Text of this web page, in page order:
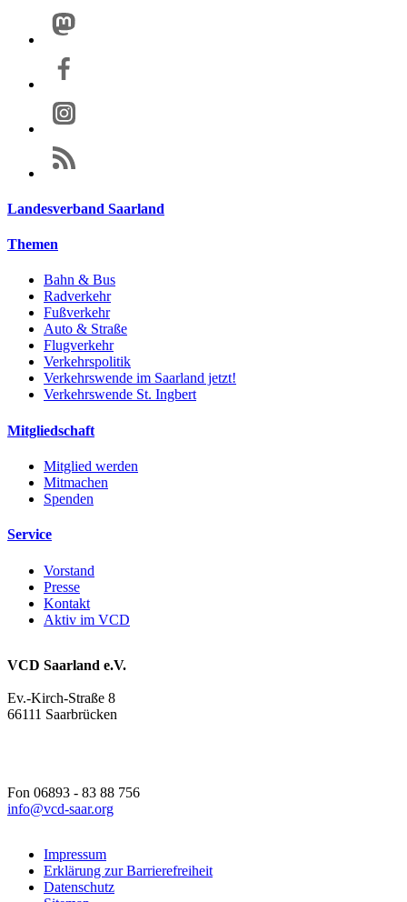
Landesverband Saarland
Themen
Bahn & Bus
Radverkehr
Fußverkehr
Auto & Straße
Flugverkehr
Verkehrspolitik
Verkehrswende im Saarland jetzt!
Verkehrswende St. Ingbert
Mitgliedschaft
Mitglied werden
Mitmachen
Spenden
Service
Vorstand
Presse
Kontakt
Aktiv im VCD
VCD Saarland e.V.
Ev.-Kirch-Straße 8
66111 Saarbrücken
Fon 06893 - 83 88 756
info@vcd-saar.org
Impressum
Erklärung zur Barrierefreiheit
Datenschutz